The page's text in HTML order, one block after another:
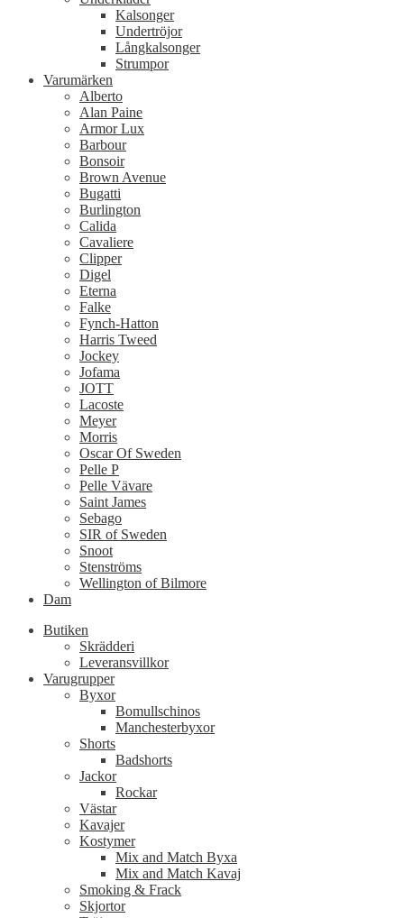
Kalsonger
Undertröjor
Långkalsonger
Strumpor
Varumärken
Alberto
Alan Paine
Armor Lux
Barbour
Bonsoir
Brown Avenue
Bugatti
Burlington
Calida
Cavaliere
Clipper
Digel
Eterna
Falke
Fynch-Hatton
Harris Tweed
Jockey
Jofama
JOTT
Lacoste
Meyer
Morris
Oscar Of Sweden
Pelle P
Pelle Vävare
Saint James
Sebago
SIR of Sweden
Snoot
Stenströms
Wellington of Bilmore
Dam
Butiken
Skrädderi
Leveransvillkor
Varugrupper
Byxor
Bomullschinos
Manchesterbyxor
Shorts
Badshorts
Jackor
Rockar
Västar
Kavajer
Kostymer
Mix and Match Byxa
Mix and Match Kavaj
Smoking & Frack
Skjortor